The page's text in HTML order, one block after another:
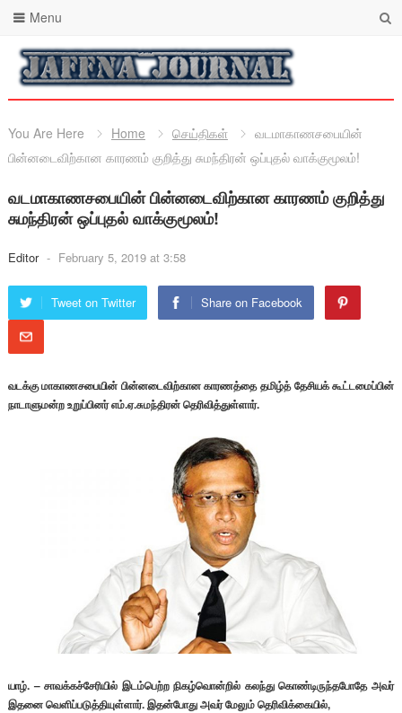
Menu
You Are Here Home செய்திகள்
வடமாகாணசபையின்
பின்னடைவிற்கான காரணம் குறித்து சுமந்திரன் ஒப்புதல் வாக்குமூலம்!
வடமாகாணசபையின் பின்னடைவிற்கான காரணம் குறித்து
சுமந்திரன் ஒப்புதல் வாக்குமூலம்!
Editor - February 5, 2019 at 3:58
Tweet on Twitter Share on Facebook
வடக்கு மாகாணசபையின் பின்னடைவிற்கான காரணத்தை தமிழ்த் தேசியக் கூட்டமைப்பின்
நாடாளுமன்ற உறுப்பினர் எம்.ஏ.சுமந்திரன் தெரிவித்துள்ளார்.
யாழ். – சாவக்கச்சேரியில் இடம்பெற்ற நிகழ்வொன்றில் கலந்து கொண்டிருந்தபோதே அவர்
இதனை வெளிப்படுத்தியுள்ளார். இதன்போது அவர் மேலும் தெரிவிக்கையில்,